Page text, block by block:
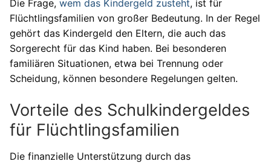
Die Frage, wem das Kindergeld zusteht, ist für
Flüchtlingsfamilien von großer Bedeutung. In der Regel
gehört das Kindergeld den Eltern, die auch das
Sorgerecht für das Kind haben. Bei besonderen
familiären Situationen, etwa bei Trennung oder
Scheidung, können besondere Regelungen gelten.
Vorteile des Schulkindergeldes
für Flüchtlingsfamilien
Die finanzielle Unterstützung durch das